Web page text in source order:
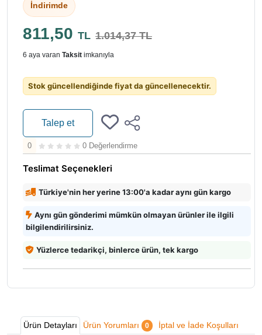
İndirimde
811,50 TL 1.014,37 TL
6 aya varan Taksit imkanıyla
Stok güncellendiğinde fiyat da güncellenecektir.
Talep et
0 0 Değerlendirme
Teslimat Seçenekleri
Türkiye'nin her yerine 13:00'a kadar aynı gün kargo
Aynı gün gönderimi mümkün olmayan ürünler ile ilgili
bilgilendirilirsiniz.
Yüzlerce tedarikçi, binlerce ürün, tek kargo
Ürün Detayları Ürün Yorumları 0 İptal ve İade Koşulları